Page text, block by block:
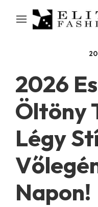
2026
Öltöny
Légy
Napon!